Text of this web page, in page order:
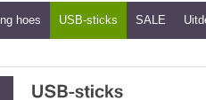
hoes USB-sticks SALE